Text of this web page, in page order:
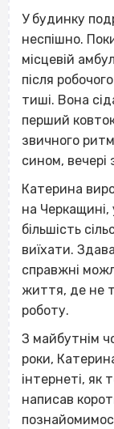
У будинку
неспішно.
місцевій
після
тиші. Вона
перший
звичного
сином, вечері
Катерина
на Черкащині,
більшість
виїхати.
справжні
життя, де не
роботу.
З майбутнім
роки,
інтернеті, як
написав